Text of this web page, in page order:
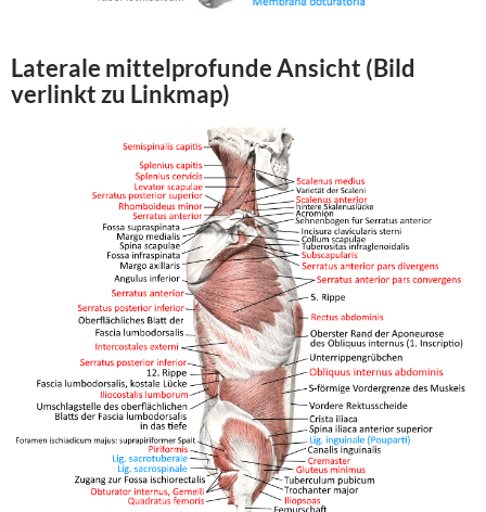
Laterale mittelprofunde Ansicht (Bild
verlinkt zu Linkmap)